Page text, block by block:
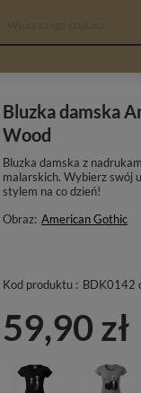
Bluzka damska
Wood
Bluzka damska z
malarskich. Wybierz swój
stylem na co dzień!
Obraz: American Gothic
Kod produktu : BDK0142
59,90 zł